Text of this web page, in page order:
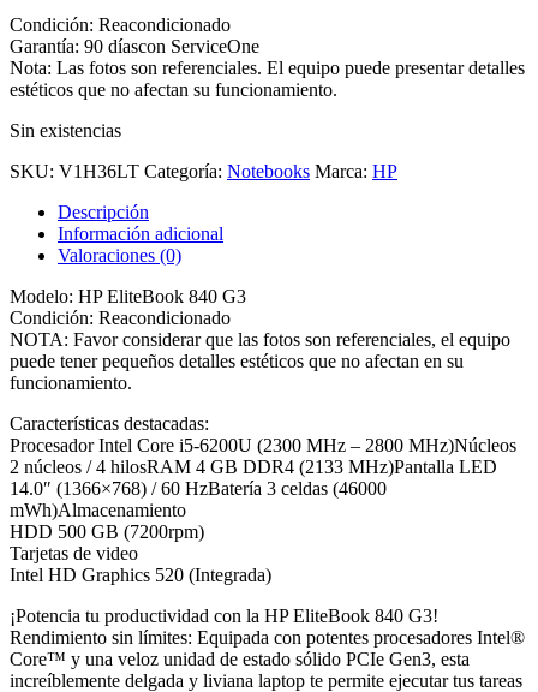
Condición: Reacondicionado
Garantía: 90 díascon ServiceOne
Nota: Las fotos son referenciales. El equipo puede presentar detalles
estéticos que no afectan su funcionamiento.
Sin existencias
SKU: V1H36LT Categoría: Notebooks Marca: HP
Descripción
Información adicional
Valoraciones (0)
Modelo: HP EliteBook 840 G3
Condición: Reacondicionado
NOTA: Favor considerar que las fotos son referenciales, el equipo
puede tener pequeños detalles estéticos que no afectan en su
funcionamiento.
Características destacadas:
Procesador Intel Core i5-6200U (2300 MHz – 2800 MHz)Núcleos
2 núcleos / 4 hilosRAM 4 GB DDR4 (2133 MHz)Pantalla LED
14.0″ (1366×768) / 60 HzBatería 3 celdas (46000
mWh)Almacenamiento
HDD 500 GB (7200rpm)
Tarjetas de video
Intel HD Graphics 520 (Integrada)
¡Potencia tu productividad con la HP EliteBook 840 G3!
Rendimiento sin límites: Equipada con potentes procesadores Intel®
Core™ y una veloz unidad de estado sólido PCIe Gen3, esta
increíblemente delgada y liviana laptop te permite ejecutar tus tareas